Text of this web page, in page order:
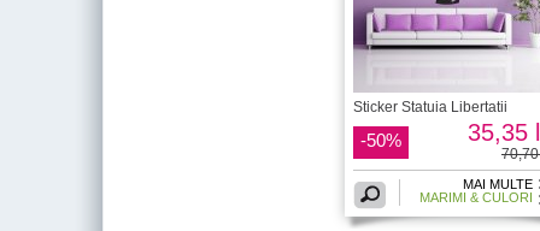
Sticker Statuia Libertatii
-50% 35,35
MAI MULTE
MARIMI & CULORI